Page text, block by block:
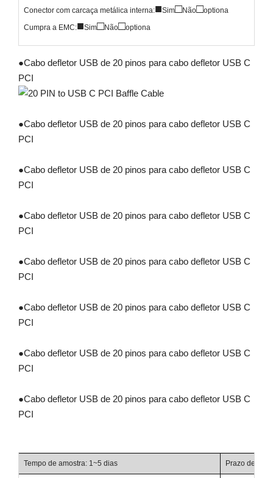
Conector com carcaça metálica interna:■Sim□Não□optiona
Cumpra a EMC:■Sim□Não□optiona
●Cabo defletor USB de 20 pinos para cabo defletor USB C
PCI
●Cabo defletor USB de 20 pinos para cabo defletor USB C
PCI
●Cabo defletor USB de 20 pinos para cabo defletor USB C
PCI
●Cabo defletor USB de 20 pinos para cabo defletor USB C
PCI
●Cabo defletor USB de 20 pinos para cabo defletor USB C
PCI
●Cabo defletor USB de 20 pinos para cabo defletor USB C
PCI
●Cabo defletor USB de 20 pinos para cabo defletor USB C
PCI
●Cabo defletor USB de 20 pinos para cabo defletor USB C
PCI
Tempo de amostra: 1~5 dias Prazo de